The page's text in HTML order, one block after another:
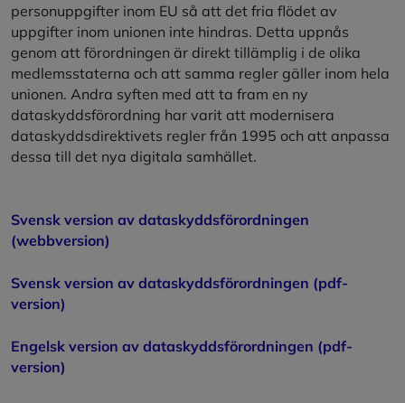
personuppgifter inom EU så att det fria flödet av
uppgifter inom unionen inte hindras. Detta uppnås
genom att förordningen är direkt tillämplig i de olika
medlemsstaterna och att samma regler gäller inom hela
unionen. Andra syften med att ta fram en ny
dataskyddsförordning har varit att modernisera
dataskyddsdirektivets regler från 1995 och att anpassa
dessa till det nya digitala samhället.
Svensk version av dataskyddsförordningen
(webbversion)
Svensk version av dataskyddsförordningen (pdf-
version)
Engelsk version av dataskyddsförordningen (pdf-
version)